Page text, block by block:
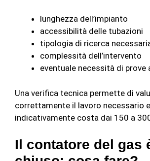
lunghezza dell’impianto
accessibilità delle tubazioni
tipologia di ricerca
complessità dell’intervento
eventuale necessità di prove
Una verifica tecnica permette di
correttamente il lavoro necessario e
indicativamente costa dai 150 a
Il contatore del gas